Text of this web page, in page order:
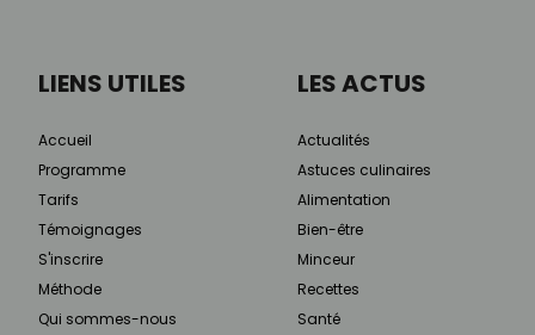
LIENS UTILES
Accueil
Programme
Tarifs
Témoignages
S'inscrire
Méthode
Qui sommes-nous
LES ACTUS
Actualités
Astuces culinaires
Alimentation
Bien-être
Minceur
Recettes
Santé